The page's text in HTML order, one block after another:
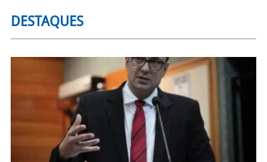
DESTAQUES